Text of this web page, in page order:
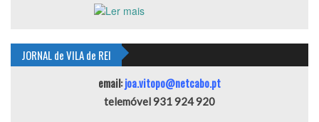
JORNAL de VILA de REI
email:joa.vitopo@netcabo.pt
telemóvel 931 924 920